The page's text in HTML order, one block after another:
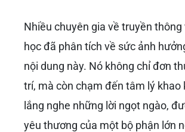
Nhiều chuyên gia về truyền
học đã phân tích về sức ảnh
nội dung này. Nó không chỉ đơn
trí, mà còn chạm đến tâm lý khao
lắng nghe những lời ngọt ngào,
yêu thương của một bộ phận lớn